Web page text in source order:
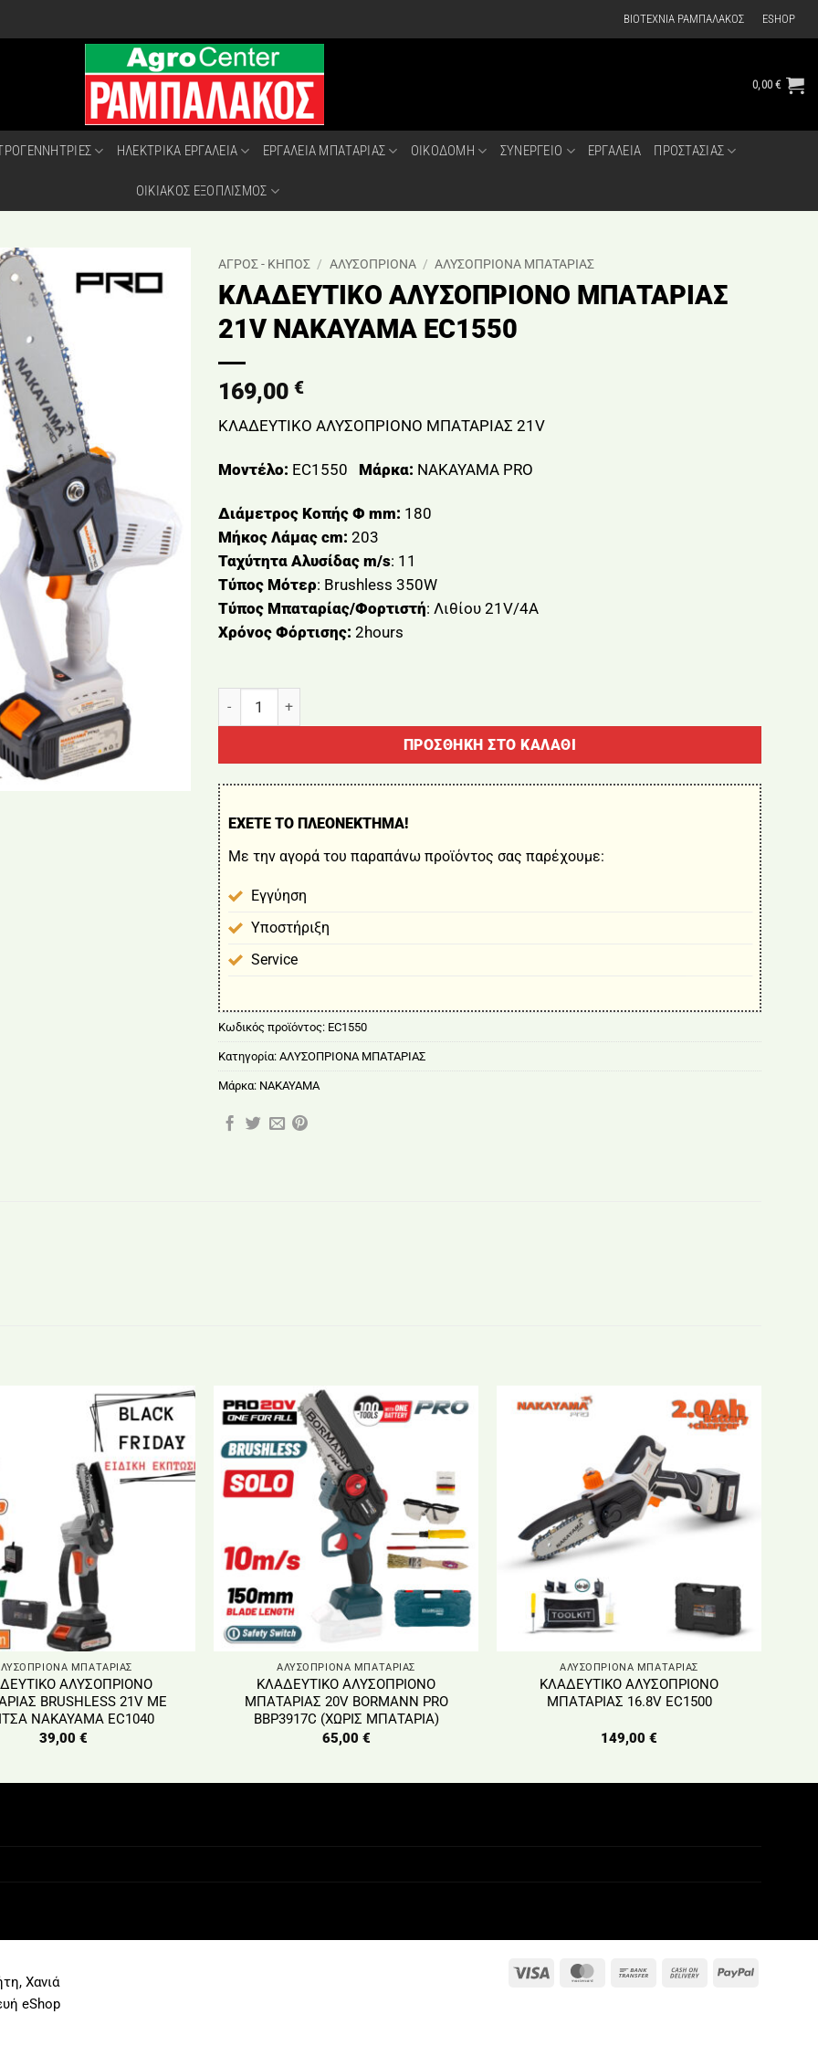
ΒΙΟΤΕΧΝΙΑ ΡΑΜΠΑΛΑΚΟΣ ESHOP
0,00€
ΗΛΕΚΤΡΙΚΑ ΕΡΓΑΛΕΙΑ ΕΡΓΑΛΕΙΑ ΜΠΑΤΑΡΙΑΣ ΟΙΚΟΔΟΜΗ ΣΥΝΕΡΓΕΙΟ ΕΡΓΑΛΕΙΑ ΠΡΟΣΤΑΣΙΑΣ
ΟΙΚΙΑΚΟΣ ΕΞΟΠΛΙΣΜΟΣ
ΑΓΡΟΣ - ΚΗΠΟΣ / ΑΛΥΣΟΠΡΙΟΝΑ / ΑΛΥΣΟΠΡΙΟΝΑ ΜΠΑΤΑΡΙΑΣ
ΚΛΑΔΕΥΤΙΚΟ ΑΛΥΣΟΠΡΙΟΝΟ ΜΠΑΤΑΡΙΑΣ
21V NAKAYAMA EC1550
169,00 €
ΚΛΑΔΕΥΤΙΚΟ ΑΛΥΣΟΠΡΙΟΝΟ ΜΠΑΤΑΡΙΑΣ 21V
Μοντέλο: EC1550 Μάρκα: NAKAYAMA PRO
Διάμετρος Κοπής Φ mm: 180
Μήκος Λάμας cm: 203
Ταχύτητα Αλυσίδας m/s: 11
Τύπος Μότερ: Brushless 350W
Τύπος Μπαταρίας/Φορτιστή: Λιθίου 21V/4A
Χρόνος Φόρτισης: 2hours
ΚΛΑΔΕΥΤΙΚΟ ΑΛΥΣΟΠΡΙΟΝΟ ΜΠΑΤΑΡΙΑΣ 21V NAKAYAMA EC1550 ποσότητα
ΠΡΟΣΘΉΚΗ ΣΤΟ ΚΑΛΆΘΙ
ΕΧΕΤΕ ΤΟ ΠΛΕΟΝΕΚΤΗΜΑ!
Με την αγορά του παραπάνω προϊόντος σας παρέχουμε:
Εγγύηση
Υποστήριξη
Service
Κωδικός προϊόντος: EC1550
Κατηγορία: ΑΛΥΣΟΠΡΙΟΝΑ ΜΠΑΤΑΡΙΑΣ
Μάρκα: NAKAYAMA
ΜΠΑΤΑΡΙΑΣ
ΑΛΥΣΟΠΡΙΟΝΟ
BRUSHLESS 21V ΜΕ
NAKAYAMA EC1040
39,00 €
ΑΛΥΣΟΠΡΙΟΝΑ ΜΠΑΤΑΡΙΑΣ
ΚΛΑΔΕΥΤΙΚΟ ΑΛΥΣΟΠΡΙΟΝΟ
ΜΠΑΤΑΡΙΑΣ 20V BORMANN PRO
BBP3917C (ΧΩΡΙΣ ΜΠΑΤΑΡΙΑ)
65,00 €
ΑΛΥΣΟΠΡΙΟΝΑ ΜΠΑΤΑΡΙΑΣ
ΚΛΑΔΕΥΤΙΚΟ ΑΛΥΣΟΠΡΙΟΝΟ
ΜΠΑΤΑΡΙΑΣ 16.8V EC1500
149,00 €
Visa MasterCardBank
Cash
PayPal
Χανιά
eShop